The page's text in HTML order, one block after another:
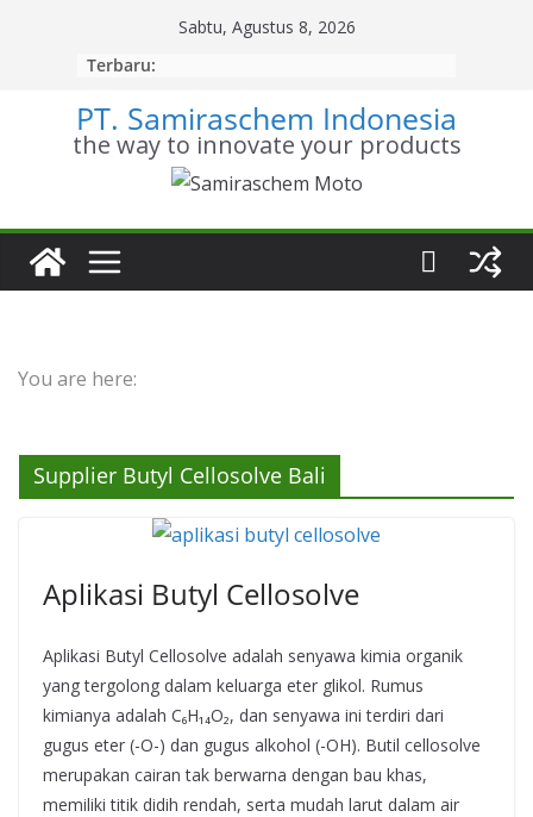
Sabtu, Agustus 8, 2026
Terbaru:
PT. Samiraschem Indonesia
the way to innovate your products
You are here:
Supplier Butyl Cellosolve Bali
Aplikasi Butyl Cellosolve
Aplikasi Butyl Cellosolve adalah senyawa kimia organik
yang tergolong dalam keluarga eter glikol. Rumus
kimianya adalah C₆H₁₄O₂, dan senyawa ini terdiri dari
gugus eter (-O-) dan gugus alkohol (-OH). Butil cellosolve
merupakan cairan tak berwarna dengan bau khas,
memiliki titik didih rendah, serta mudah larut dalam air